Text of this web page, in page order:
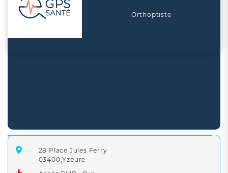
Orthoptiste
28 Place Jules Ferry
03400,Yzeure